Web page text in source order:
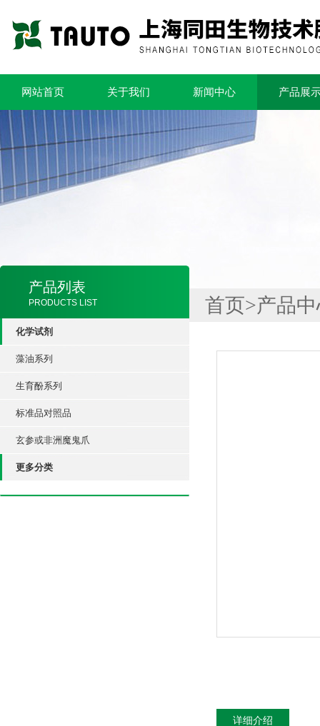
网站首页 关于我们 新闻中心 产品展
产品列表
PRODUCTS LIST
化学试剂
藻油系列
生育酚系列
标准品对照品
玄参或非洲魔鬼爪
更多分类
首页>产品
详细介绍